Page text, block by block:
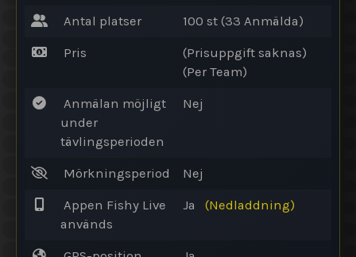
Antal platser 100 st (33 Anmälda)
Pris
(Prisuppgift saknas)
(Per Team)
Anmälan möjligt
under
tävlingsperioden
Nej
Mörkningsperiod Nej
Appen Fishy Live
används
Ja (Nedladdning)